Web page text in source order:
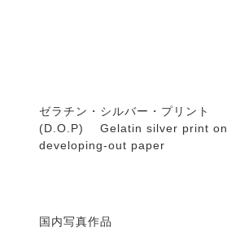
ゼラチン・シルバー・プリント
(D.O.P) Gelatin silver print on
developing-out paper
国内写真作品